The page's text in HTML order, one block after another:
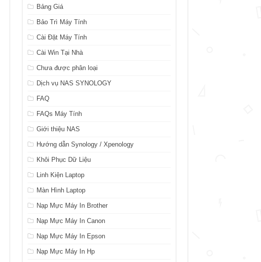
Bảng Giá
Bảo Trì Máy Tính
Cài Đặt Máy Tính
Cài Win Tại Nhà
Chưa được phân loại
Dịch vụ NAS SYNOLOGY
FAQ
FAQs Máy Tính
Giới thiệu NAS
Hướng dẫn Synology / Xpenology
Khôi Phục Dữ Liệu
Linh Kiện Laptop
Màn Hình Laptop
Nạp Mực Máy In Brother
Nạp Mực Máy In Canon
Nạp Mực Máy In Epson
Nạp Mực Máy In Hp